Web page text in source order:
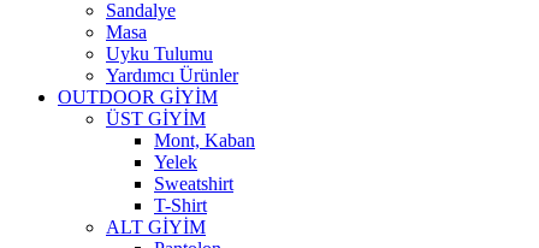
Sandalye
Masa
Uyku Tulumu
Yardımcı Ürünler
OUTDOOR GİYİM
ÜST GİYİM
Mont, Kaban
Yelek
Sweatshirt
T-Shirt
ALT GİYİM